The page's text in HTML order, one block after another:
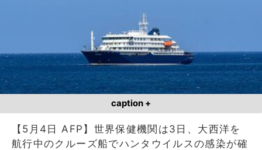
caption +
【5月4日 AFP】世界保健機関は3日、大西洋を
航行中のクルーズ船でハンタウイルスの感染が確